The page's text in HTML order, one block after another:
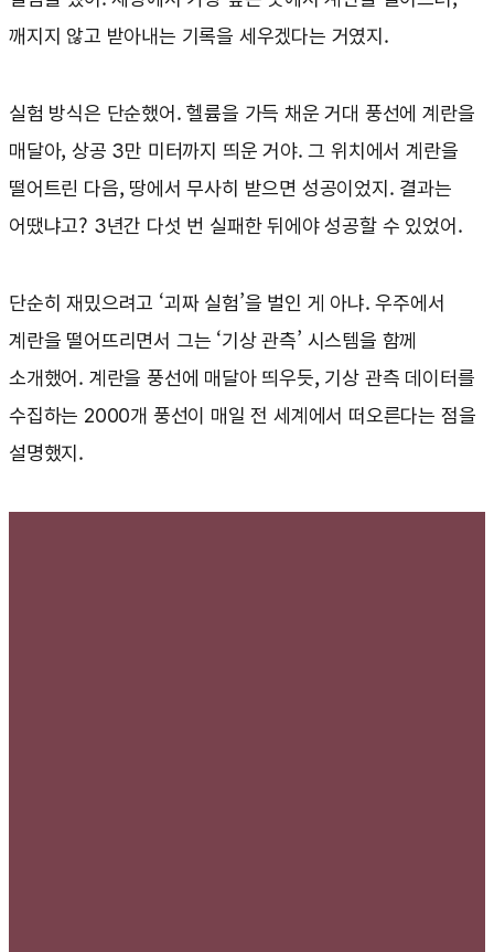
깨지지 않고 받아내는 기록을 세우겠다는 거였지.
실험 방식은 단순했어. 헬륨을 가득 채운 거대 풍선에 계란을
매달아, 상공 3만 미터까지 띄운 거야. 그 위치에서 계란을
떨어트린 다음, 땅에서 무사히 받으면 성공이었지. 결과는
어땠냐고? 3년간 다섯 번 실패한 뒤에야 성공할 수 있었어.
단순히 재밌으려고 ‘괴짜 실험’을 벌인 게 아냐. 우주에서
계란을 떨어뜨리면서 그는 ‘기상 관측’ 시스템을 함께
소개했어. 계란을 풍선에 매달아 띄우듯, 기상 관측 데이터를
수집하는 2000개 풍선이 매일 전 세계에서 떠오른다는 점을
설명했지.